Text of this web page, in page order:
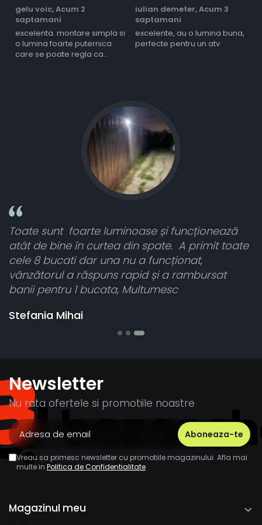
gelu voic,Acum 2
saptamani
excelenta. montare simpla si
o lumina foarte puternica
care se poate regla ca
iulian demeter,Acum 3
saptamani
excelente, au o lumina buna,
perfecte pentru un atv
Stefania Mihai
Toate sunt foarte luminoase și funcționează
atât de bine în curtea din spate. A primit toate
cele 8 bucati dar una nu a funcționat,
vânzătorul a răspuns rapid și a rambursat
banii pentru 1 bucata, Multumesc
Newsletter
Nu rata ofertele si promotiile noastre
Vreau sa primesc newsletter cu promotiile magazinului. Afla mai
multe in Politica de Confidentialitate
Magazinul meu